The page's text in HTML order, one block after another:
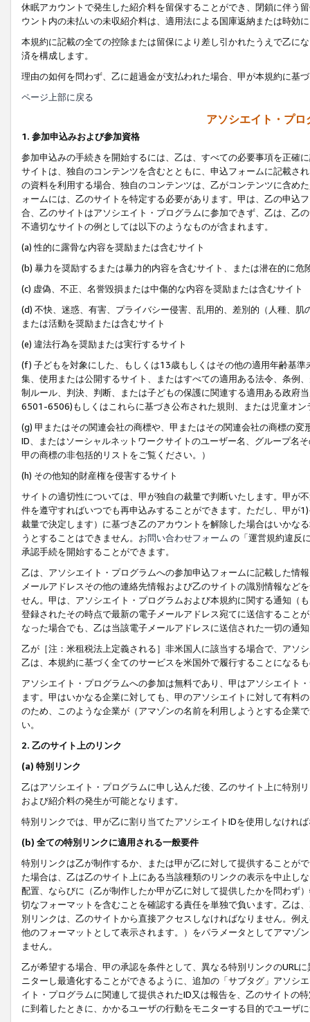
休眠アカウントで発生した紹介料を留保することができ、閉鎖に伴う
ウント内の未払いの未収紹介料は、適用法による国庫返納または時効
本規約に記載の全ての控除または留保により差し引かれたうえで乙に
済を構成します。
理由の如何を問わず、乙に超過金が支払われた場合、甲が本規約に基
ページ上部に戻る
アソシエイト・プ
1. 参加申込みおよび参加資格
参加申込みの手続きを開始するには、乙は、すべての必要事項を正確
サイトは、独自のコンテンツを含むとともに、申込フォームに記載さ
の資料を利用する場合、独自のコンテンツは、乙がコンテンツに含め
ォームには、乙のサイトを特定する必要があります。甲は、乙の申込
合、乙のサイトはアソシエイト・プログラムに参加できず、乙は、乙
不適切なサイトの例としては以下のようなものが含まれます。
(a) 性的に露骨な内容を奨励または含むサイト
(b) 暴力を奨励するまたは暴力的内容を含むサイト、または潜在的に
(c) 虚偽、不正、名誉毀損または中傷的な内容を奨励または含むサイト
(d) 不快、迷惑、有害、プライバシー侵害、乱用的、差別的（人種、
または活動を奨励または含むサイト
(e) 違法行為を奨励または実行するサイト
(f) 子どもを対象にした、もしくは13歳もしくはその他の適用年齢基
集、使用または公開するサイト、またはすべての適用ある法令、条例
制ルール、判決、判断、または子どもの保護に関連する適用ある政府
6501-6506)もしくはこれらに基づき公布された規則、または児童オン
(g) 甲またはその関連会社の商標や、甲またはその関連会社の商標の
ID、またはソーシャルネットワークサイトのユーザー名、グループ名
甲の商標の非包括的リストをご覧ください。）
(h) その他知的財産権を侵害するサイト
サイトの適切性については、甲が独自の裁量で判断いたします。甲が
件を遵守すればいつでも再申込みすることができます。ただし、甲が
裁量で決定します）に基づき乙のアカウントを解除した場合はいかな
うとすることはできません。 お問い合わせフォーム の「運営規約違反
承認手続を開始することができます。
乙は、アソシエイト・プログラムへの参加申込フォームに記載した情
メールアドレスその他の連絡先情報および乙のサイトの識別情報など
せん。甲は、アソシエイト・プログラムおよび本規約に関する通知（
登録されたその時点で最新の電子メールアドレス宛てに送信すること
なった場合でも、乙は当該電子メールアドレスに送信された一切の通
乙が［注：米租税法上定義される］非米国人に該当する場合で、アソ
乙は、本規約に基づく全てのサービスを米国外で履行することになる
アソシエイト・プログラムへの参加は無料であり、甲はアソシエイト
ます。甲はいかなる企業に対しても、甲のアソシエイトに対して有料
のため、このような企業が（アマゾンの名前を利用しようとする企業
い。
2. 乙のサイト上のリンク
(a) 特別リンク
乙はアソシエイト・プログラムに申し込んだ後、乙のサイト上に特別
および紹介料の発生が可能となります。
特別リンクでは、甲が乙に割り当てたアソシエイトIDを使用しなけれ
(b) 全ての特別リンクに適用される一般要件
特別リンクは乙が制作するか、または甲が乙に対して提供することが
た場合は、乙は乙のサイト上にある当該種類のリンクの表示を中止し
配置、ならびに（乙が制作したか甲が乙に対して提供したかを問わず
切なフォーマットを含むことを確認する責任を単独で負います。乙は
別リンクは、乙のサイトから直接アクセスしなければなりません。例
他のフォーマットとして表示されます。）をパラメータとしてアマゾ
ません。
乙が希望する場合、甲の承認を条件として、異なる特別リンクのURL
ニターし最適化することができるように、追加の「サブタグ」アソシ
イト・プログラムに関連して提供されたID又は報告を、乙のサイトの
に到着したときに、かかるユーザの行動をモニターする目的でユーザ